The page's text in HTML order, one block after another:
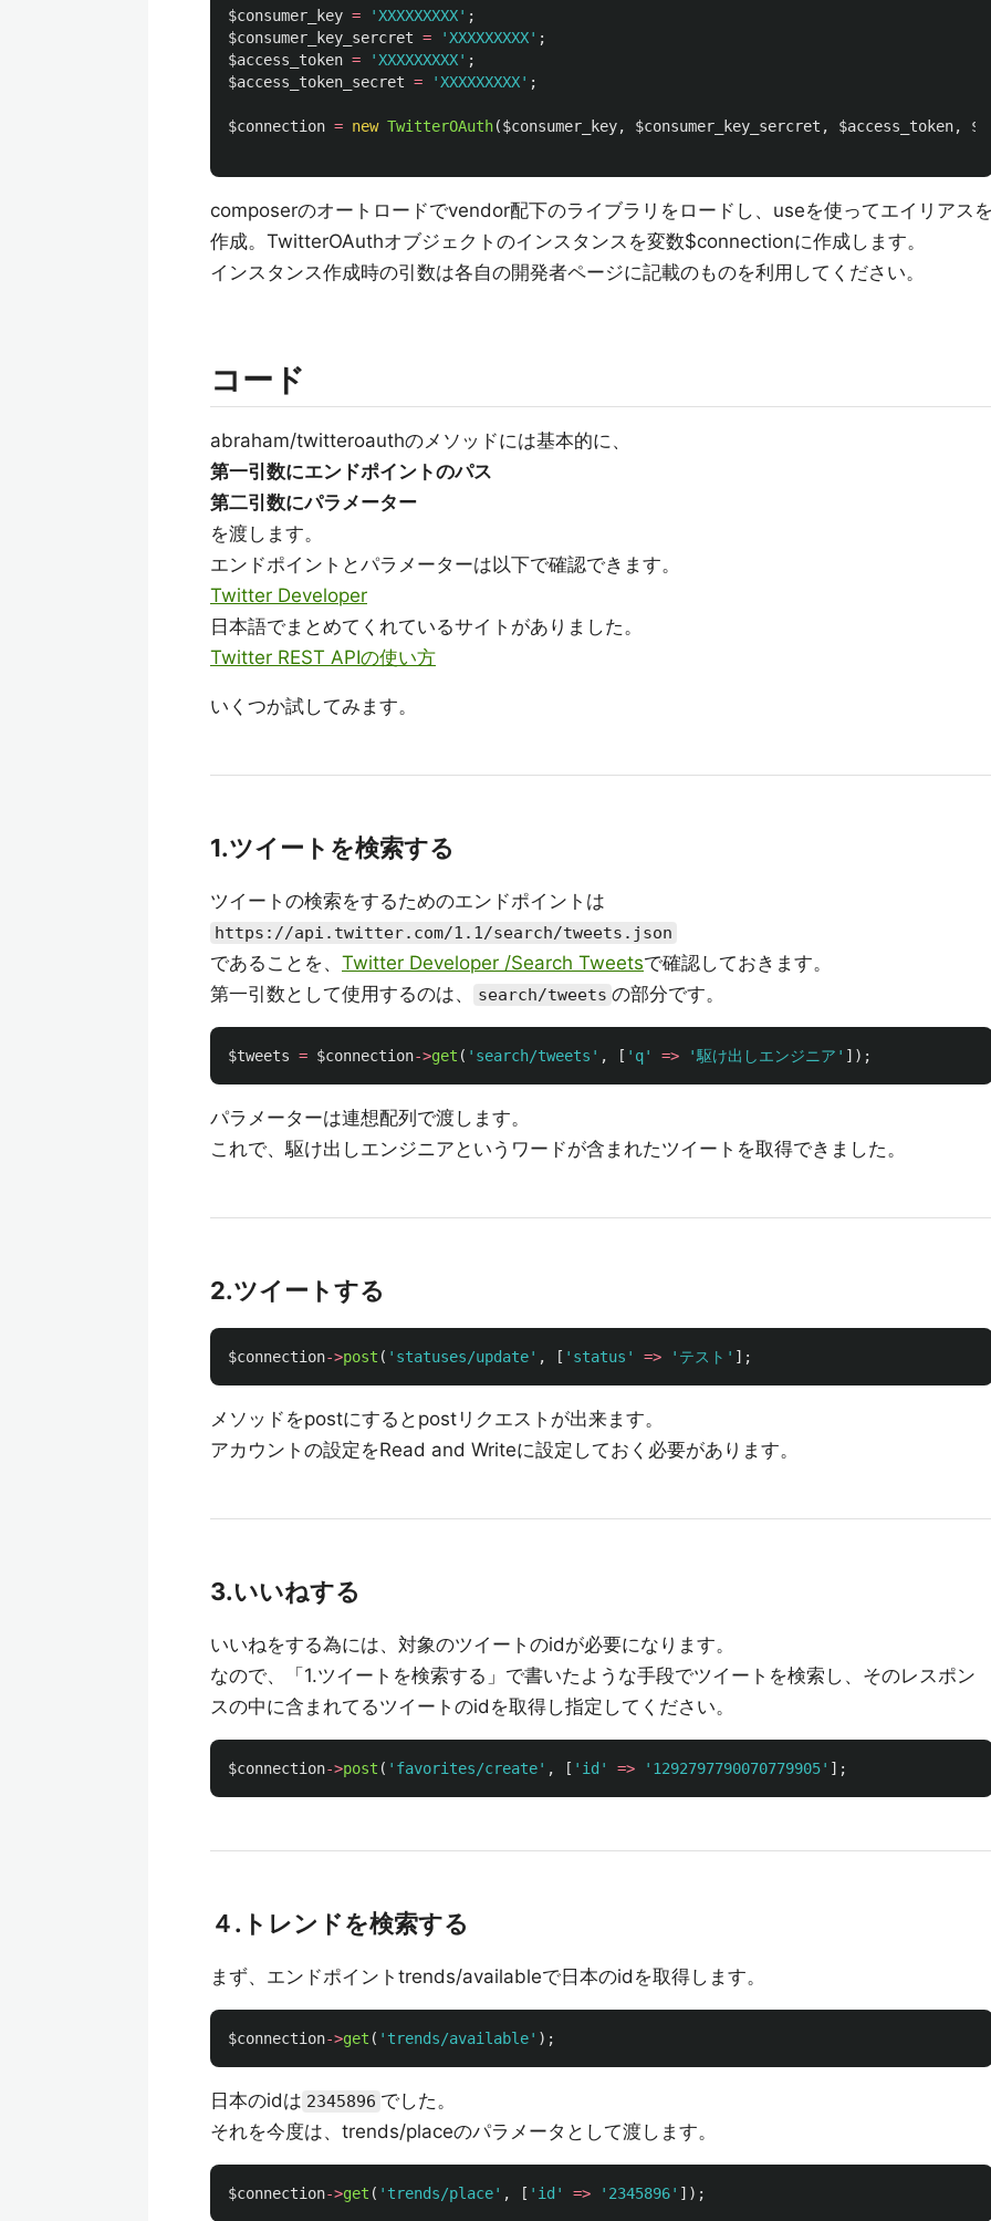
$consumer_key = 'XXXXXXXXX' ;
$consumer_key_sercret = 'XXXXXXXXX' ;
$access_token = 'XXXXXXXXX' ;
$access_token_secret = 'XXXXXXXXX' ;
$connection = new TwitterOAuth($consumer_key, $consumer_key_sercret , $access_token,
composerのオートロードでvendor配下のライブラリをロードし、useを使ってエイリアスを
作成。TwitterOAuthオブジェクトのインスタンスを変数$connectionに作成します。
インスタンス作成時の引数は各自の開発者ページに記載のものを利用してください。
コード
abraham/twitteroauthのメソッドには基本的に、
第一引数にエンドポイントのパス
第二引数にパラメーター
を渡します。
エンドポイントとパラメーターは以下で確認できます。
Twitter Developer
日本語でまとめてくれているサイトがありました。
Twitter REST APIの使い方
いくつか試してみます。
1.ツイートを検索する
ツイートの検索をするためのエンドポイントは
https://api.twitter.com/1.1/search/tweets.json
であることを、 Twitter Developer /Search Tweetsで確認しておきます。
第一引数として使用するのは、
search/tweets の部分です。
$tweets = $connection->get ( 'search/tweets' , [ 'q' => '駆け出しエンジニア' ]);
パラメーターは連想配列で渡します。
これで、駆け出しエンジニアというワードが含まれたツイートを取得できました。
2.ツイートする
$connection->post ( 'statuses/update' , [ 'status' => 'テスト' ];
メソッドをpostにするとpostリクエストが出来ます。
アカウントの設定をRead and Writeに設定しておく必要があります。
3.いいねする
いいねをする為には、対象のツイートのidが必要になります。
なので、「1.ツイートを検索する」で書いたような手段でツイートを検索し、そのレスポン
スの中に含まれてるツイートのidを取得し指定してください。
$connection->post ( 'favorites/create' , [ 'id' => '1292797790070779905' ];
４.トレンドを検索する
まず、エンドポイントtrends/availableで日本のidを取得します。
$connection->get ( 'trends/available' );
日本のidは 2345896 でした。
それを今度は、trends/placeのパラメータとして渡します。
$connection->get ( 'trends/place' , [ 'id' => '2345896' ]);